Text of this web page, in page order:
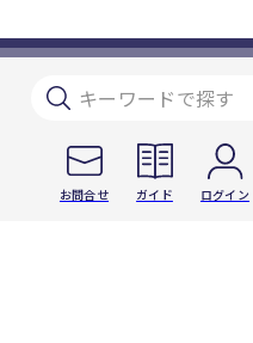
お問合せ ガイド ログイン